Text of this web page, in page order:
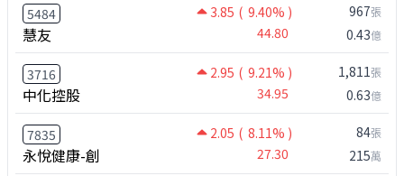
5484 3.85 ( 9.40% )
慧友 44.80
967張
0.43億
3716 2.95 ( 9.21% )
中化控股 34.95
1,811張
0.63億
7835 2.05 ( 8.11% )
永悅健康-創 27.30
84張
215萬